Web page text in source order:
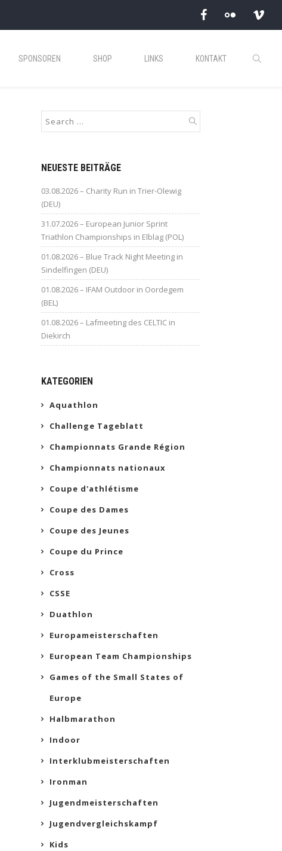
SPONSOREN SHOP LINKS KONTAKT
NEUESTE BEITRÄGE
03.08.2026 – Charity Run in Trier-Olewig
(DEU)
31.07.2026 – European Junior Sprint
Triathlon Championships in Elblag (POL)
01.08.2026 – Blue Track Night Meeting in
Sindelfingen (DEU)
01.08.2026 – IFAM Outdoor in Oordegem
(BEL)
01.08.2026 – Lafmeeting des CELTIC in
Diekirch
KATEGORIEN
Aquathlon
Challenge Tageblatt
Championnats Grande Région
Championnats nationaux
Coupe d'athlétisme
Coupe des Dames
Coupe des Jeunes
Coupe du Prince
Cross
CSSE
Duathlon
Europameisterschaften
European Team Championships
Games of the Small States of
Europe
Halbmarathon
Indoor
Interklubmeisterschaften
Ironman
Jugendmeisterschaften
Jugendvergleichskampf
Kids